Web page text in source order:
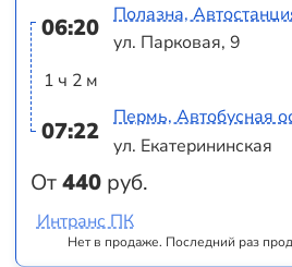
06:20
1 ч 2 м
07:22
От440 руб.
Полазна,
ул. Парковая, 9
Пермь, Автобусная
ул. Екатерининская
Нет в продаже. Последний раз
Интранс ПК